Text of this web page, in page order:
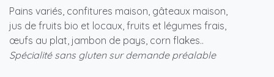
Pains variés, confitures maison, gâteaux maison,
jus de fruits bio et locaux, fruits et légumes frais,
œufs au plat, jambon de pays, corn flakes..
Spécialité sans gluten sur demande préalable